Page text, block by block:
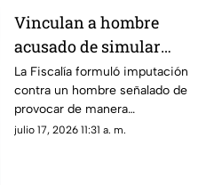
Vinculan a hombre
acusado de simular
volcadura para
intentar asesinar a su
familia en Parral
La Fiscalía formuló imputación
contra un hombre señalado de
provocar de manera
intencional una volcadura en la
julio 17, 2026 11:31 a. m.